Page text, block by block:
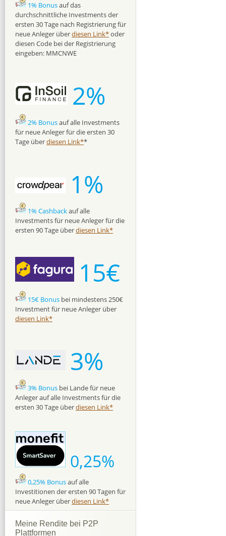
1% Bonusauf das
durchschnittliche Investments der
ersten 30 Tage nach Registrierung für
neue Anleger überdiesen Link*oder
diesen Code bei der Registrierung
eingeben: MMCNWE
2%
2% Bonusauf alle Investments
für neue Anleger für die ersten 30
Tage überdiesen Link**
1%
1% Cashbackauf alle
Investments für neue Anleger für die
ersten 90 Tage überdiesen Link*
15€
15€ Bonus bei mindestens 250€
Investment für neue Anleger über
diesen Link*
3%
3% Bonus bei Lande für neue
Anleger auf alle Investments für die
ersten 30 Tage überdiesen Link*
0,25%
0,25% Bonusauf alle
Investitionen der ersten 90 Tagen für
neue Anleger überdiesen Link*
Meine Rendite bei P2P
Plattformen